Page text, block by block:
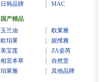
日韩品牌
MAC
国产精品
玉兰油
欧莱雅
欧珀莱
妮维雅
美宝莲
ZA姿芮
相宜本草
自然堂
珀莱雅
其他品牌